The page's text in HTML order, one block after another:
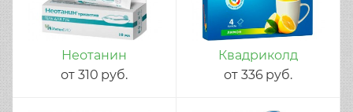
Неотанин
от 310 руб.
Квадриколд
от 336 руб.